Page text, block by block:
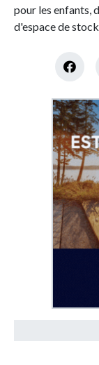
pour les enfants,
d'espace de